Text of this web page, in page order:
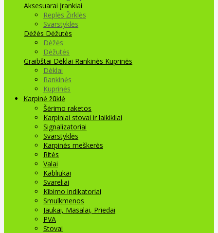
Aksesuarai Įrankiai
Replės Žirklės
Svarstyklės
Dėžės Dėžutės
Dėžės
Dėžutės
Graibštai Dėklai Rankinės Kuprinės
Dėklai
Rankinės
Kuprinės
Karpinė žūklė
Šėrimo raketos
Karpiniai stovai ir laikikliai
Signalizatoriai
Svarstyklės
Karpinės meškerės
Ritės
Valai
Kabliukai
Svareliai
Kibimo indikatoriai
Smulkmenos
Jaukai, Masalai, Priedai
PVA
Stovai